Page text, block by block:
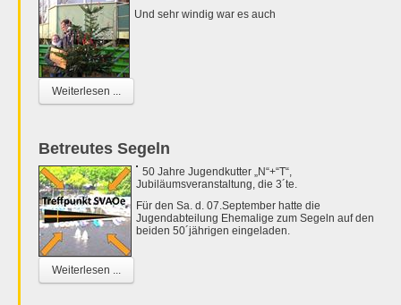
Und sehr windig war es auch
Weiterlesen ...
Betreutes Segeln
50 Jahre Jugendkutter „N“+“T“,
Jubiläumsveranstaltung, die 3´te.
Für den Sa. d. 07.September hatte die
Jugendabteilung Ehemalige zum Segeln auf den
beiden 50´jährigen eingeladen.
Weiterlesen ...